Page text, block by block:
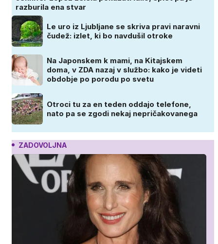
razburila ena stvar
Le uro iz Ljubljane se skriva pravi naravni
čudež: izlet, ki bo navdušil otroke
Na Japonskem k mami, na Kitajskem
doma, v ZDA nazaj v službo: kako je videti
obdobje po porodu po svetu
Otroci tu za en teden oddajo telefone,
nato pa se zgodi nekaj nepričakovanega
ZADOVOLJNA